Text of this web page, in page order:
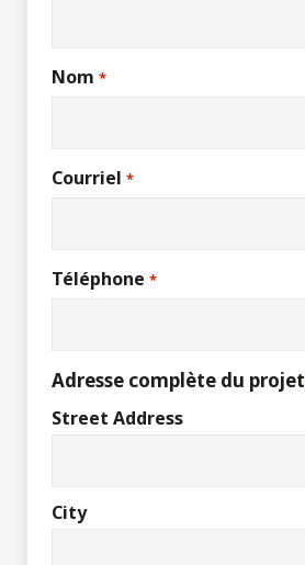
Nom *
Courriel *
Téléphone *
Adresse complète du projet
Street Address
City